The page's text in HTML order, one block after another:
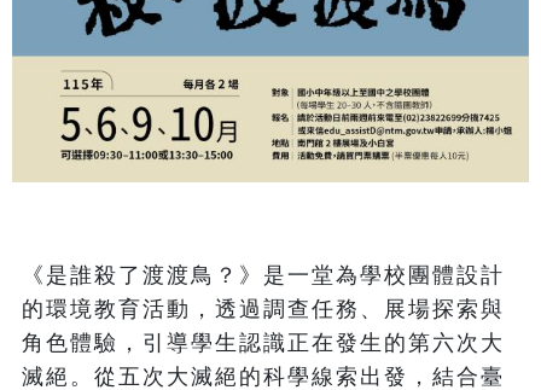
《是誰殺了渡渡鳥？》是一堂為學校團體設計
的環境教育活動，透過調查任務、展場探索與
角色體驗，引導學生認識正在發生的第六次大
滅絕。從五次大滅絕的科學線索出發，結合臺